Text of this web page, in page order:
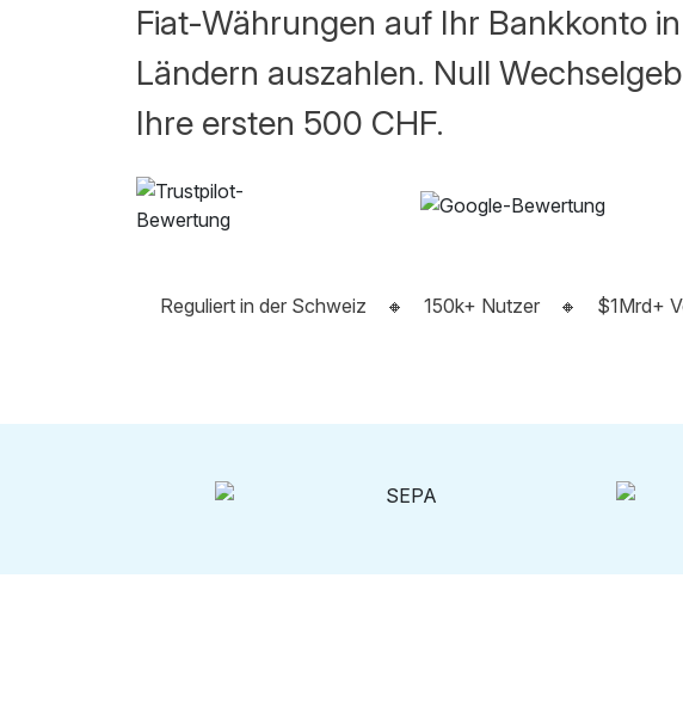
Fiat-Währungen auf Ihr Bankkonto
Ländern auszahlen. Null
Ihre ersten 500 CHF.
Reguliert in der Schweiz 🔸 150k+ Nutzer 🔸 $1Mrd+